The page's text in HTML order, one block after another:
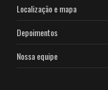
Localização e mapa
Depoimentos
Nossa equipe